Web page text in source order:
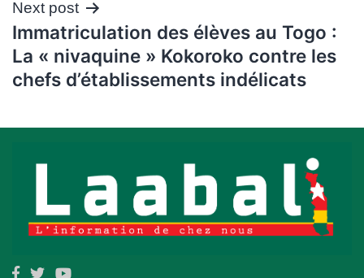
Next post
Immatriculation des élèves au Togo :
La « nivaquine » Kokoroko contre les
chefs d’établissements indélicats